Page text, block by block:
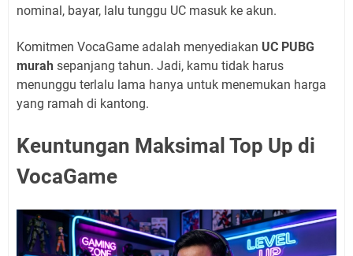
nominal, bayar, lalu tunggu UC masuk ke akun.
Komitmen VocaGame adalah menyediakan UC PUBG
murah sepanjang tahun. Jadi, kamu tidak harus
menunggu terlalu lama hanya untuk menemukan harga
yang ramah di kantong.
Keuntungan Maksimal Top Up di
VocaGame